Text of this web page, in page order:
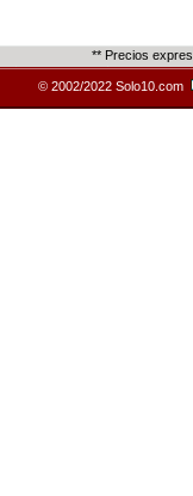
** Precios
© 2002/2022 Solo10.com